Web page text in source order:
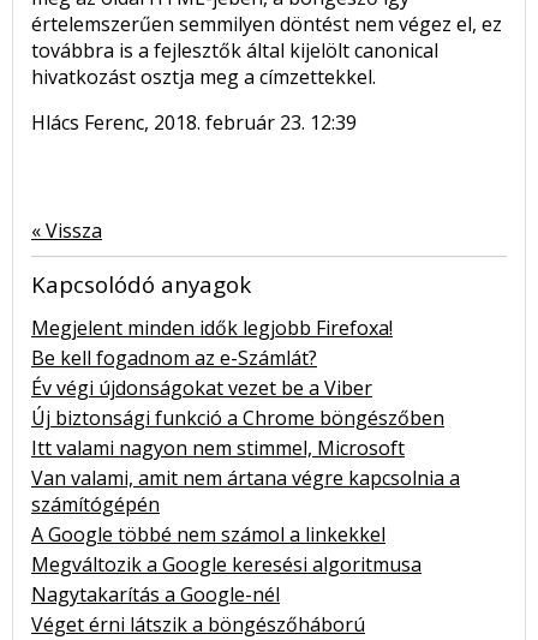
értelemszerűen semmilyen döntést nem végez el, ez
továbbra is a fejlesztők által kijelölt canonical
hivatkozást osztja meg a címzettekkel.
Hlács Ferenc, 2018. február 23. 12:39
« Vissza
Kapcsolódó anyagok
Megjelent minden idők legjobb Firefoxa!
Be kell fogadnom az e-Számlát?
Év végi újdonságokat vezet be a Viber
Új biztonsági funkció a Chrome böngészőben
Itt valami nagyon nem stimmel, Microsoft
Van valami, amit nem ártana végre kapcsolnia a
számítógépén
A Google többé nem számol a linkekkel
Megváltozik a Google keresési algoritmusa
Nagytakarítás a Google-nél
Véget érni látszik a böngészőháború